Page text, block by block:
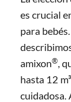
es crucial
para
amixon®,
hasta 12
cuidadosa.